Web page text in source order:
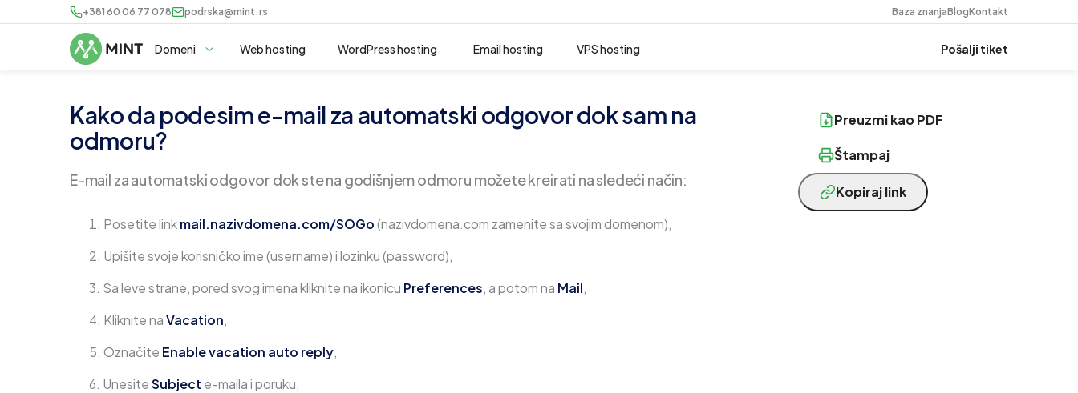
+381 60 06 77 078 podrska@mint.rs Baza znanjaBlogKontakt
Domeni Web hosting WordPress hosting Email hosting VPS hosting Pošalji tiket
Kako da podesim e-mail za automatski odgovor dok sam na
odmoru?
E-mail za automatski odgovor dok ste na godišnjem odmoru možete kreirati na sledeći način:
Posetite linkmail.nazivdomena.com/SOGo(nazivdomena.com zamenite sa svojim domenom),
Upišite svoje korisničko ime (username) i lozinku (password),
Sa leve strane, pored svog imena kliknite na ikonicu Preferences, a potom na Mail,
Kliknite naVacation,
Označite Enable vacation auto reply,
UnesiteSubject e-maila i poruku,
Preuzmi kao PDF
Štampaj
Kopiraj link